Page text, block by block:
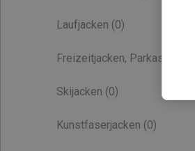
Laufjacken (0)
Freizeitjacken, Parkas
Skijacken (0)
Kunstfaserjacken (0)